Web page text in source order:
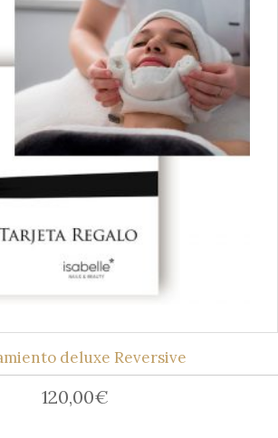
deluxe Reversive
120,00€